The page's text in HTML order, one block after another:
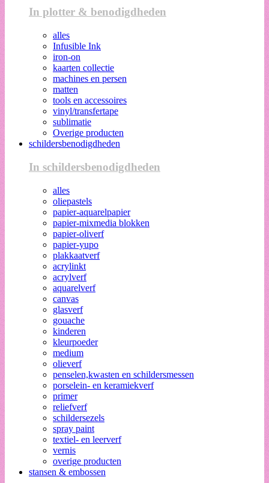
In plotter & benodigdheden
alles
Infusible Ink
iron-on
kaarten collectie
machines en persen
matten
tools en accessoires
vinyl/transfertape
sublimatie
Overige producten
schildersbenodigdheden
In schildersbenodigdheden
alles
oliepastels
papier-aquarelpapier
papier-mixmedia blokken
papier-oliverf
papier-yupo
plakkaatverf
acrylinkt
acrylverf
aquarelverf
canvas
glasverf
gouache
kinderen
kleurpoeder
medium
olieverf
penselen,kwasten en schildersmessen
porselein- en keramiekverf
primer
reliefverf
schildersezels
spray paint
textiel- en leerverf
vernis
overige producten
stansen & embossen